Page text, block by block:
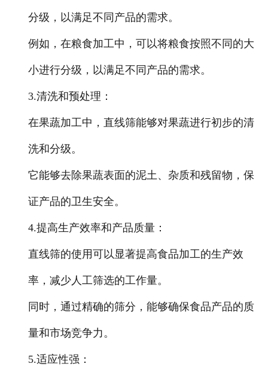
分级，以满足不同产品的需求。
例如，在粮食加工中，可以将粮食按照不同的大
小进行分级，以满足不同产品的需求。
3.清洗和预处理 ：
在果蔬加工中，直线筛能够对果蔬进行初步的清
洗和分级。
它能够去除果蔬表面的泥土、杂质和残留物，保
证产品的卫生安全。
4.提高生产效率和产品质量：
直线筛的使用可以显著提高食品加工的生产效
率，减少人工筛选的工作量。
同时，通过精确的筛分，能够确保食品产品的质
量和市场竞争力。
5.适应性强 ：